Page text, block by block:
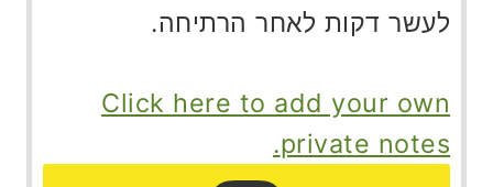
לעשר דקות לאחר הרתיחה.
Click here to add your own
private notes.